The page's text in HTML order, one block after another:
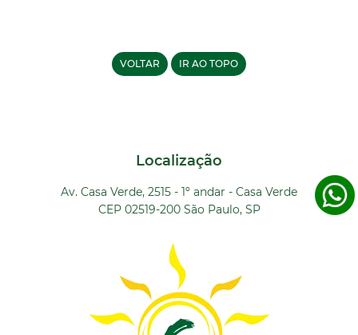
VOLTAR IR AO TOPO
Localização
Av. Casa Verde, 2515 - 1º andar - Casa Verde
CEP 02519-200 São Paulo, SP